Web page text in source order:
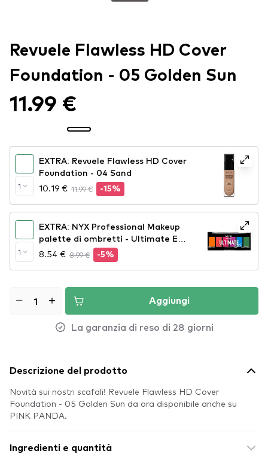
Revuele Flawless HD Cover
Foundation - 05 Golden Sun
11.99 €
1
EXTRA: Revuele Flawless HD Cover
Foundation - 04 Sand
10.19 € 11.99 € -15%
1
EXTRA: NYX Professional Makeup
palette di ombretti - Ultimate Edit
Petite Shadow Palette - Brights
8.54 € 8.99 € -5%
Aggiungi
La garanzia di reso di 28 giorni
Descrizione del prodotto
Novità sui nostri scafali! Revuele Flawless HD Cover
Foundation - 05 Golden Sun da ora disponibile anche su
PINK PANDA.
Ingredienti e quantità